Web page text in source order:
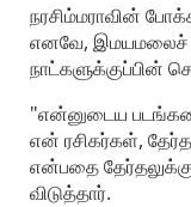
நரசிம்மராவின்
எனவே, இமயமலைச்
நாட்களுக்குப்பின்
"என்னுடைய
என் ரசிகர்கள்,
என்பதை
விடுத்தார்.